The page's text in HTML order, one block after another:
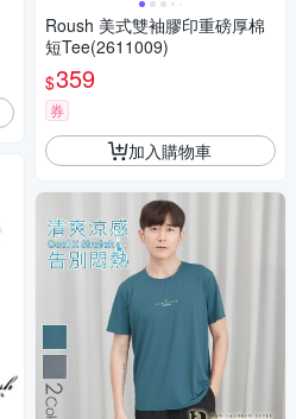
Roush 美式雙袖膠印重磅厚棉
短Tee(2611009)
$359
券
加入購物車